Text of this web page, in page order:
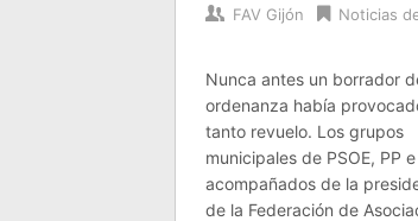
FAV Gijón Noticias
Nunca antes un borrador
ordenanza había
tanto revuelo. Los grupos
municipales de PSOE, PP e
acompañados de la
de la Federación de